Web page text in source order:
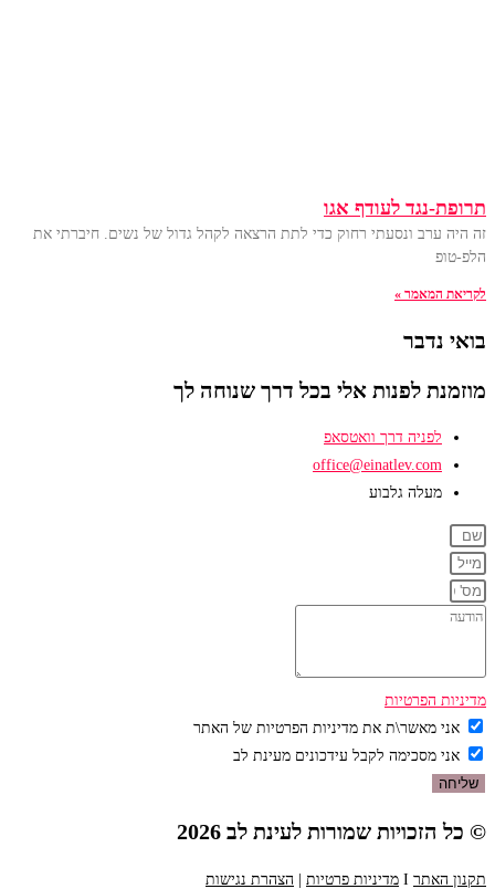
תרופת-נגד לעודף אגו
זה היה ערב ונסעתי רחוק כדי לתת הרצאה לקהל גדול של נשים. חיברתי את
הלפ-טופ
לקריאת המאמר »
בואי נדבר
מוזמנת לפנות אלי בכל דרך שנוחה לך
לפניה דרך וואטסאפ
office@einatlev.com
מעלה גלבוע
מדיניות הפרטיות
אני מאשר\ת את מדיניות הפרטיות של האתר
אני מסכימה לקבל עידכונים מעינת לב
שליחה
© כל הזכויות שמורות לעינת לב 2026
תקנון האתר מדיניות פרטיות | הצהרת נגישות